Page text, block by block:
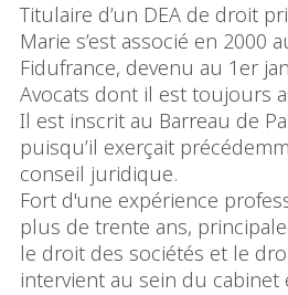
Titulaire d’un DEA de droit
Marie s’est associé en 2000
Fidufrance, devenu au 1er
Avocats dont il est toujours
Il est inscrit au Barreau de
puisqu’il exerçait
conseil juridique.
Fort d'une expérience
plus de trente ans,
le droit des sociétés et le
intervient au sein du cabinet